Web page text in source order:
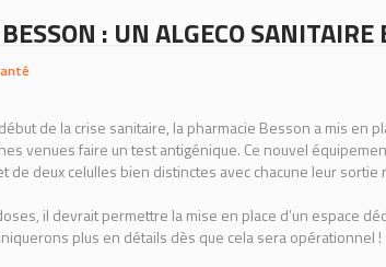
: UN ALGECO SANITAIRE
de la crise sanitaire, la pharmacie Besson a mis en
venues faire un test antigénique. Ce nouvel
de deux celulles bien distinctes avec chacune leur sortie
il devrait permettre la mise en place d’un espace
plus en détails dès que cela sera opérationnel !